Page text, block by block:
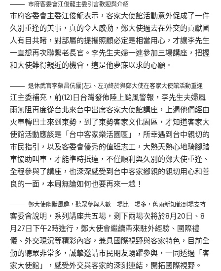
市府客委會江俊龍主委引言歡迎與介紹
市府客委會主委江俊龍表示，客家大使館活動意外促成了一件
久別重逢的美事，真的令人感動，鄭大使過去在外交的貢獻國
人有目共睹，對部屬的提攜照顧必定是相當用心，才讓李先生
一直想再次聯繫老長官。李先生夫婦一連參加三場講座，把握
和大使難得親近的機會，這是他夢寐以求的心願。
退休武官李榮昌伉儷(左2、左3)終於與鄭大使在客家大使館活動重逢
江主委補充，前(12)日台灣發佈陸上颱風警報，李先生夫婦風
雨無阻再度從台北來台中出席客家大使館講座，上週他們經由
火車轉巴士來到東勢，到了東勢客家文化園區，才知道客家大
使館活動應該是「台中客家樂活園區」，所幸遇到台中親切的
市民指引，以及客委會優秀的值班志工，大熱天熱心地騎腳踏
車協助叫車，才能準時抵達，不僅順利與久別的鄭大使重逢、
全程參與了講座，也深深感受到台中客家鄉親的親切用心和善
良的一面，本周無論如何也要再來一趟！
鄭大使幽默風趣，聽眾參與人數一場比一場多，舊雨新知都到場支持
客委會說明，系列講座共五場，剩下兩場次將於8月20日、8
月27日下午2時進行，鄭大使會繼續帶來駐外經驗、國際禮
儀、外交現況等精彩內容，兼具國際視野與客家特色，目前全
勤的聽眾非常多，誠摯邀請市民朋友踴躍參與，一同透過「客
家大使館」，感受外交與客家的深刻連結，開拓國際視野。